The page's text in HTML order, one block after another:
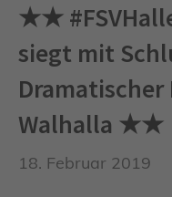
★★
siegt mit
Dramatischer
Walhalla ★★
18. Februar 2019